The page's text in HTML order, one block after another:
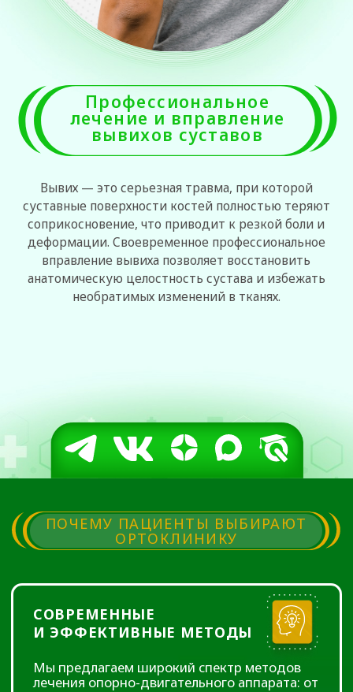
Вывих — это серьезная травма, при которой
суставные поверхности костей полностью теряют
соприкосновение, что приводит к резкой боли и
анатомическую целостность сустава и избежать
необратимых изменений в тканях.
предоставления самого оптимального
хирургического лечения. В нашей клинике
используются только самые современные и
проверенные методы лечения с применением
самой передовой и современной
медицинской аппаратуры.
ОПЫТНЫЕ
В нашей клинике нет случайных людей. Все
специалистами, имеющими большой
практический опыт. Мы находимся в
постоянном поиске новых знаний и
непрерывном совершенствовании
Мы профессионалы, любящие свою
профессию, убедитесь в этом лично!
ПОЧЕМУ ПАЦИЕНТЫ ВЫБИРАЮТ
ОРТОКЛИНИКУ